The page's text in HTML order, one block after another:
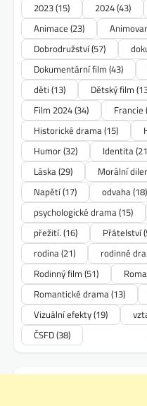
2023(15) 2024(43)
Animace (23)
Dobrodružství(57)
Dokumentární film (43)
děti (13) Dětský film
Film 2024(34) Francie
Historické drama(15)
Humor(32) Identita
Láska(29) Morální
Napětí(17) odvaha(18)
psychologické drama(15)
přežití. (16) Přátelství
rodina(21) rodinné
Rodinný film (51)
Romantické drama(13)
Vizuální efekty(19)
ČSFD(38)